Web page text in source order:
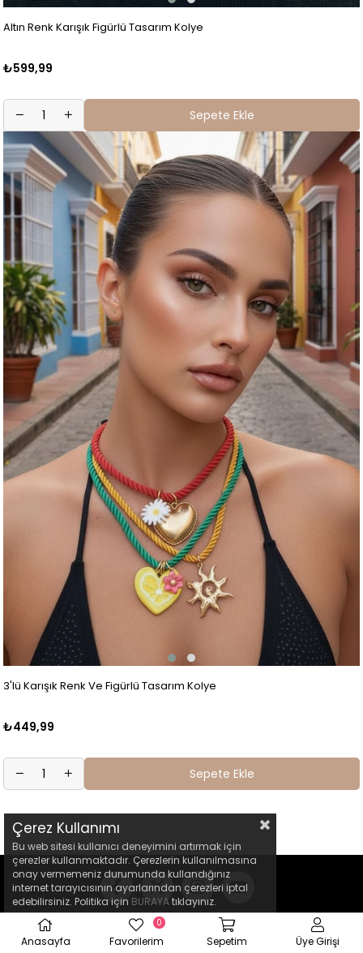
Altın Renk Karışık Figürlü Tasarım Kolye
₺599,99
Sepete Ekle
3'lü Karışık Renk Ve Figürlü Tasarım Kolye
₺449,99
Sepete Ekle
Çerez Kullanımı
Bu web sitesi kullanıcı deneyimini artırmak için
çerezler kullanmaktadır. Çerezlerin kullanılmasına
onay vermemeniz durumunda kullandığınız
internet tarayıcısının ayarlarından çerezleri iptal
edebilirsiniz. Politika için BURAYAtıklayınız.
Anasayfa Favorilerim
0
Sepetim Üye Girişi